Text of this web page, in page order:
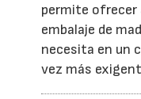
permite ofrecer
embalaje de
necesita en un
vez más